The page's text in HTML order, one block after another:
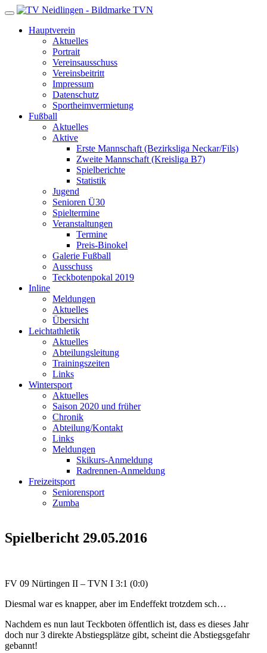
TVN
Hauptverein
Aktuelles
Portrait
Vereinsausschuss
Vereinsbeitritt
Impressum
Datenschutz
Sportheimvermietung
Fußball
Aktuelles
Aktive
Erste Mannschaft (Bezirksliga Neckar/Fils)
Zweite Mannschaft (Kreisliga B7)
Spielberichte
Statistik
Jugend
Senioren Ü30
Spieltermine
Veranstaltungen
Termine
Preis-Binokel
Galerie Fußball
Ausschuss
Teckbotenpokal 2019
Inline
Meldungen
Aktuelles
Übersicht
Leichtathletik
Aktuelles
Abteilungsleitung
Trainingszeiten
Links
Wintersport
Aktuelles
Saison 2020 und früher
Chronik
Abteilung/Kontakt
Links
Meldungen
Skikurs-Anmeldung
Radrennen-Anmeldung
Freizeitsport
Seniorensport
Zumba
Spielbericht 29.05.2016
FV 09 Nürtingen II – TVN I 3:1 (0:0)
Diesmal war es knapper, aber im Endeffekt trotzdem sch…
Nachdem es nun laut Teckboten öffentlich ist, dass es dieses Jahr
doch nur 3 direkte Abstiegsplätze gibt, scheint die Abstiegsgefahr
gebannt!